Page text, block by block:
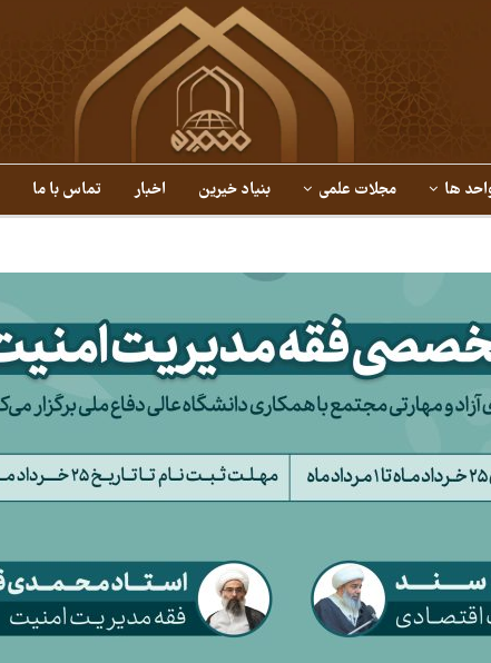
ها مجلات علمی بنیاد خیرین اخبار تماس با ما